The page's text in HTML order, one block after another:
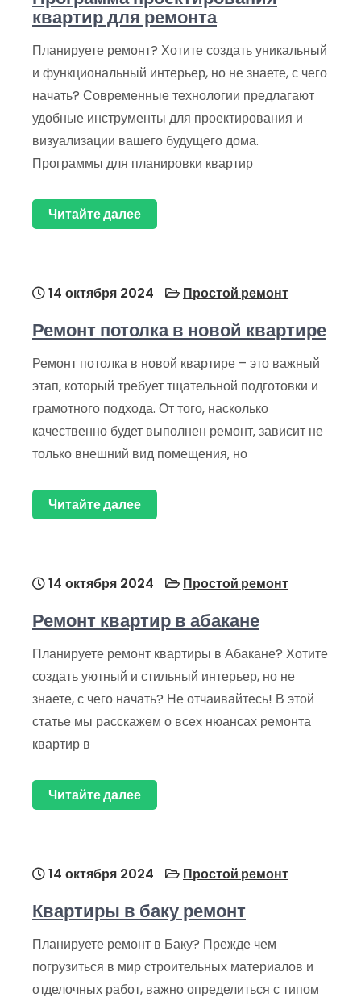
квартир для ремонта
Планируете ремонт? Хотите создать уникальный
и функциональный интерьер, но не знаете, с чего
начать? Современные технологии предлагают
удобные инструменты для проектирования и
визуализации вашего будущего дома.
Программы для планировки квартир
Читайте далее
14 октября 2024 Простой ремонт
Ремонт потолка в новой квартире
Ремонт потолка в новой квартире – это важный
этап‚ который требует тщательной подготовки и
грамотного подхода. От того‚ насколько
качественно будет выполнен ремонт‚ зависит не
только внешний вид помещения‚ но
Читайте далее
14 октября 2024 Простой ремонт
Ремонт квартир в абакане
Планируете ремонт квартиры в Абакане? Хотите
создать уютный и стильный интерьер, но не
знаете, с чего начать? Не отчаивайтесь! В этой
статье мы расскажем о всех нюансах ремонта
квартир в
Читайте далее
14 октября 2024 Простой ремонт
Квартиры в баку ремонт
Планируете ремонт в Баку? Прежде чем
погрузиться в мир строительных материалов и
отделочных работ, важно определиться с типом